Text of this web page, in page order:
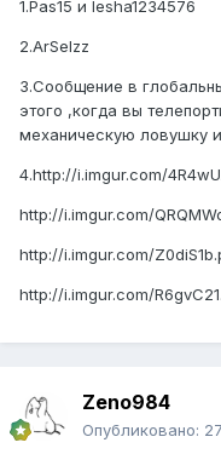
1.Pas15 и lesha1234576
2.ArSelzz
3.Сообщение в
этого ,когда вы
механическую ловушку
4.http://i.imgur.com/
http://i.imgur.com/
http://i.imgur.com/
http://i.imgur.com/
Zeno984
Опубликовано: